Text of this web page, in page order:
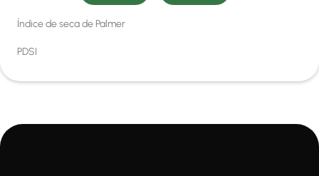
Índice de seca de Palmer
PDSI